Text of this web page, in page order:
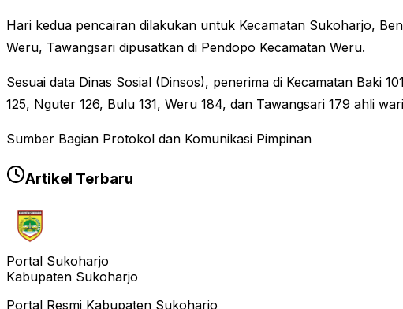
Hari kedua pencairan dilakukan untuk Kecamatan Sukoharjo,
Weru, Tawangsari dipusatkan di Pendopo Kecamatan Weru.
Sesuai data Dinas Sosial (Dinsos), penerima di Kecamatan Baki
125, Nguter 126, Bulu 131, Weru 184, dan Tawangsari 179 ahli
Sumber Bagian Protokol dan Komunikasi Pimpinan
Artikel Terbaru
Portal Sukoharjo
Kabupaten Sukoharjo
Portal Resmi Kabupaten Sukoharjo